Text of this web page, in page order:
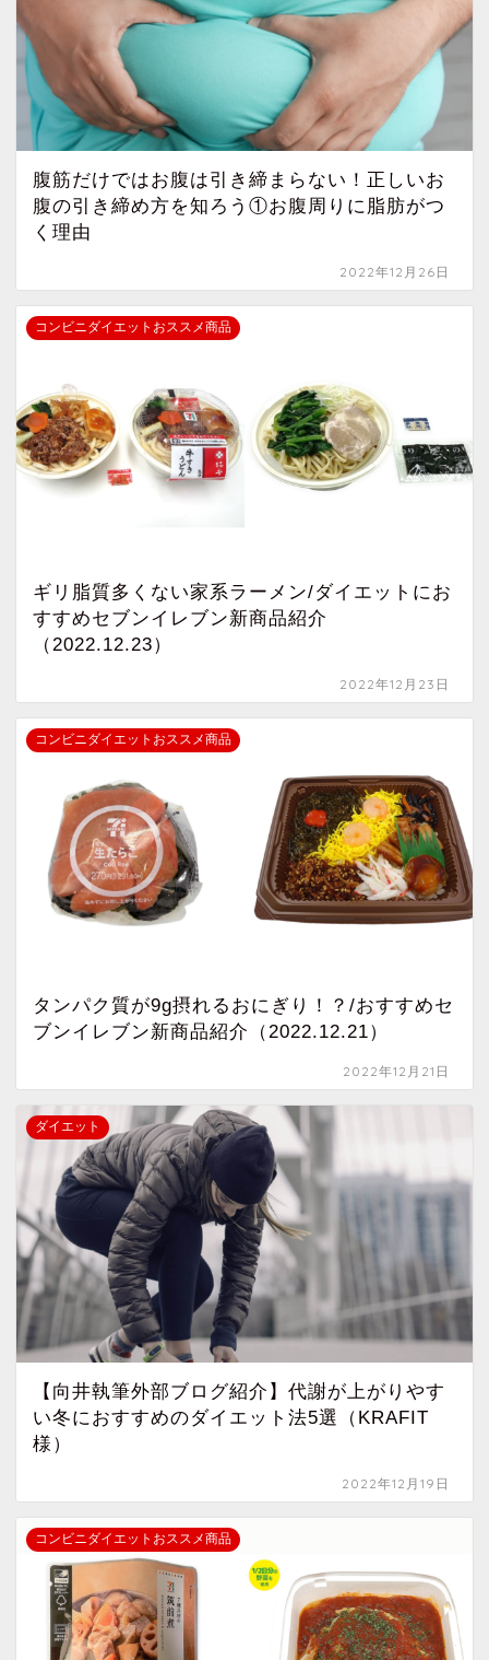
腹筋だけではお腹は引き締まらない！正しいお
腹の引き締め方を知ろう①お腹周りに脂肪がつ
く理由
2022年12月26日
コンビニダイエットおススメ商品
ギリ脂質多くない家系ラーメン/ダイエットにお
すすめセブンイレブン新商品紹介
（2022.12.23）
2022年12月23日
コンビニダイエットおススメ商品
タンパク質が9g摂れるおにぎり！？/おすすめセ
ブンイレブン新商品紹介（2022.12.21）
2022年12月21日
ダイエット
【向井執筆外部ブログ紹介】代謝が上がりやす
い冬におすすめのダイエット法5選（KRAFIT
様）
2022年12月19日
コンビニダイエットおススメ商品